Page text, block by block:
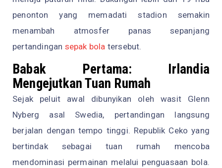
penonton yang memadati stadion semakin
menambah atmosfer panas sepanjang
pertandingan sepak bola tersebut.
Babak Pertama: Irlandia
Mengejutkan Tuan Rumah
Sejak peluit awal dibunyikan oleh wasit Glenn
Nyberg asal Swedia, pertandingan langsung
berjalan dengan tempo tinggi. Republik Ceko yang
bertindak sebagai tuan rumah mencoba
mendominasi permainan melalui penguasaan bola.